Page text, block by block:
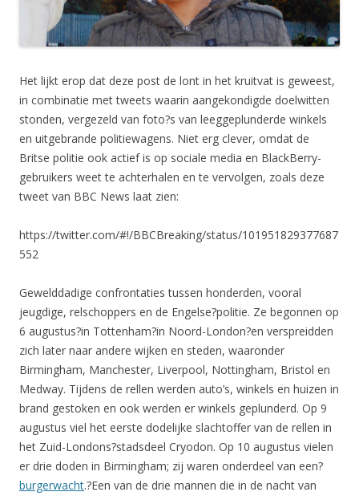
Het lijkt erop dat deze post de lont in het kruitvat is geweest,
in combinatie met tweets waarin aangekondigde doelwitten
stonden, vergezeld van foto?s van leeggeplunderde winkels
en uitgebrande politiewagens. Niet erg clever, omdat de
Britse politie ook actief is op sociale media en BlackBerry-
gebruikers weet te achterhalen en te vervolgen, zoals deze
tweet van BBC News laat zien:
https://twitter.com/#!/BBCBreaking/status/101951829377687
552
Gewelddadige confrontaties tussen honderden, vooral
jeugdige, relschoppers en de Engelse?politie. Ze begonnen op
6 augustus?in Tottenham?in Noord-London?en verspreidden
zich later naar andere wijken en steden, waaronder
Birmingham, Manchester, Liverpool, Nottingham, Bristol en
Medway. Tijdens de rellen werden auto’s, winkels en huizen in
brand gestoken en ook werden er winkels geplunderd. Op 9
augustus viel het eerste dodelijke slachtoffer van de rellen in
het Zuid-Londons?stadsdeel Cryodon. Op 10 augustus vielen
er drie doden in Birmingham; zij waren onderdeel van een?
burgerwacht.?Een van de drie mannen die in de nacht van